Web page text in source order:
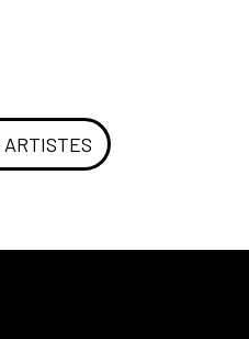
ARTISTES